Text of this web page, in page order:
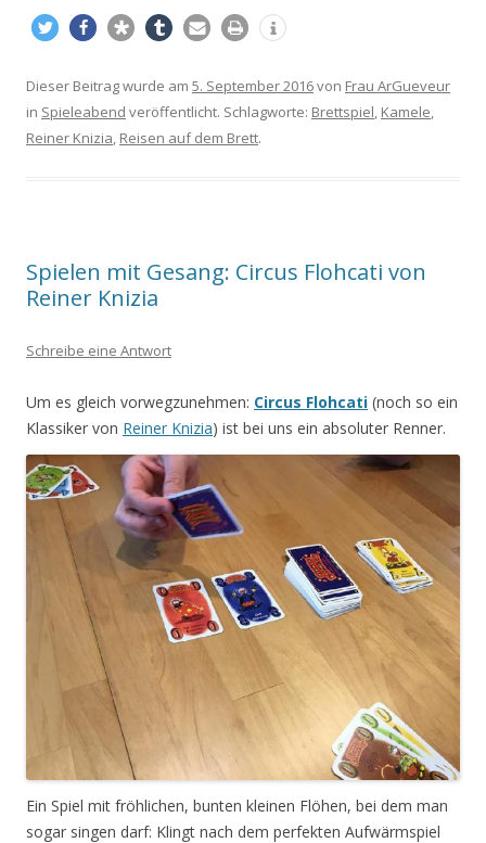
Dieser Beitrag wurde am 5. September 2016von Frau ArGueveur
in Spieleabend veröffentlicht. Schlagworte: Brettspiel, Kamele,
Reiner Knizia, Reisen auf dem Brett.
Spielen mit Gesang: Circus Flohcati von
Reiner Knizia
Schreibe eine Antwort
Um es gleich vorwegzunehmen: Circus Flohcati (noch so ein
Klassiker von Reiner Knizia) ist bei uns ein absoluter Renner.
Ein Spiel mit fröhlichen, bunten kleinen Flöhen, bei dem man
sogar singen darf: Klingt nach dem perfekten Aufwärmspiel